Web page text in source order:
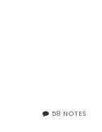
58 NOTES